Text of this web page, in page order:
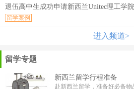
退伍高中生成功申请新西兰Unitec理工学
留学案例
进入频道>
留学专题
新西兰留学行程准备
赴新西兰留学，准备好必备